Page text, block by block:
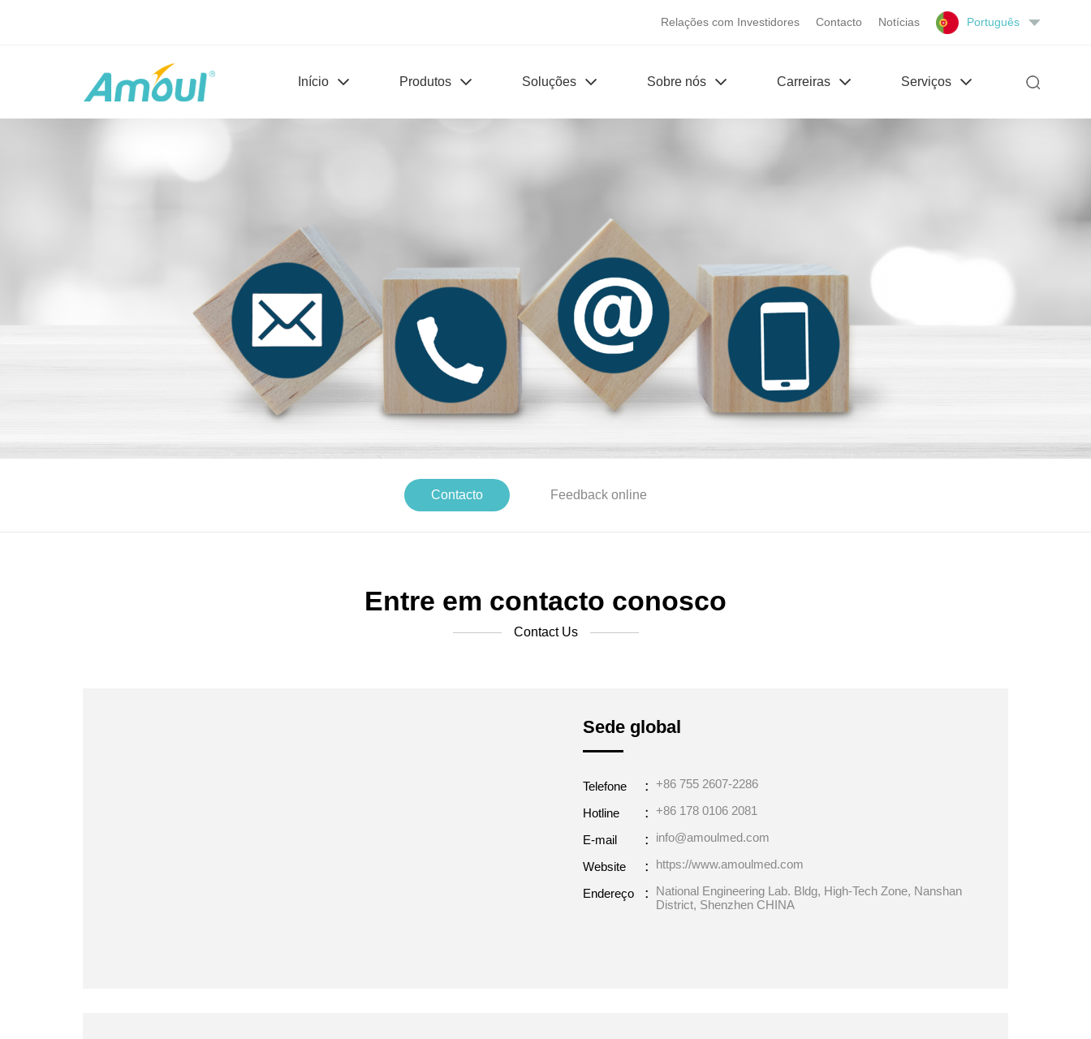
Relações com Investidores Contacto Notícias Português
Início Produtos Soluções Sobre nós Carreiras Serviços
Contacto Feedback online
Entre em contacto conosco
Contact Us
Sede global
Telefone： +86 755 2607-2286
Hotline： +86 178 0106 2081
E-mail： info@amoulmed.com
Website： https://www.amoulmed.com
Endereço： National Engineering Lab. Bldg, High-Tech Zone, Nanshan
District, Shenzhen CHINA